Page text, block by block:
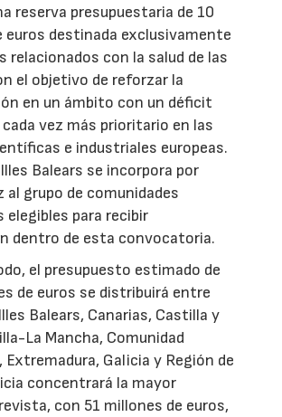
reserva presupuestaria de 10
euros destinada exclusivamente
relacionados con la salud de las
el objetivo de reforzar la
en un ámbito con un déficit
vez más prioritario en las
e industriales europeas.
Balears se incorpora por
al grupo de comunidades
elegibles para recibir
dentro de esta convocatoria.
el presupuesto estimado de
de euros se distribuirá entre
Balears, Canarias, Castilla y
La Mancha, Comunidad
Extremadura, Galicia y Región de
concentrará la mayor
con 51 millones de euros,